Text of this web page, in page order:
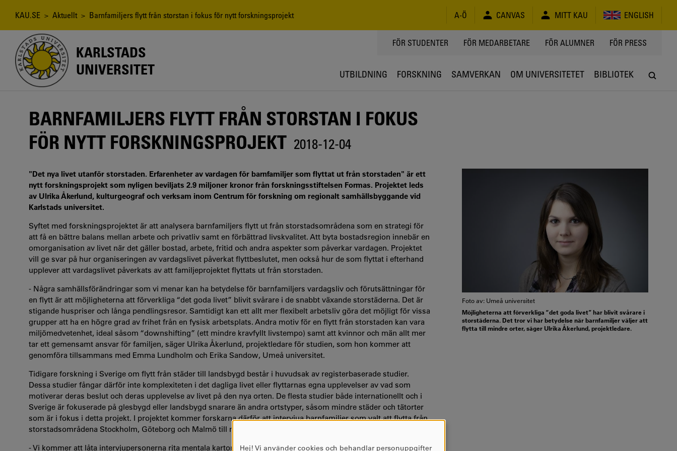
Länkstig
KAU.SE > Aktuellt > Barnfamiljers flytt från storstan i fokus för nytt forskningsprojekt A-Ö CANVAS MITT KAU ENGLISH
KARLSTADS
UNIVERSITET
TOPPMENY
FÖR STUDENTER FÖR MEDARBETARE FÖR ALUMNER FÖR PRESS
UTBILDNING FORSKNING SAMVERKAN OM UNIVERSITETET BIBLIOTEK
BARNFAMILJERS FLYTT FRÅN STORSTAN I FOKUS
FÖR NYTT FORSKNINGSPROJEKT 2018-12-04
"Det nya livet utanför storstaden. Erfarenheter av vardagen för barnfamiljer som flyttat ut från storstaden" är ett
nytt forskningsprojekt som nyligen beviljats 2.9 miljoner kronor från forskningsstiftelsen Formas. Projektet leds
av Ulrika Åkerlund, kulturgeograf och verksam inom Centrum för forskning om regionalt samhällsbyggande vid
Karlstads universitet.
Syftet med forskningsprojektet är att analysera barnfamiljers flytt ut från storstadsområdena som en strategi för
att få en bättre balans mellan arbete och privatliv samt en förbättrad livskvalitet. Att byta bostadsregion innebär en
omorganisation av livet när det gäller bostad, arbete, fritid och andra aspekter som påverkar vardagen. Projektet
vill ge svar på hur organiseringen av vardagslivet påverkat flyttbeslutet, men också hur de som flyttat i efterhand
upplever att vardagslivet påverkats av att familjeprojektet flyttats ut från storstaden.
- Några samhällsförändringar som vi menar kan ha betydelse för barnfamiljers vardagsliv och förutsättningar för
en flytt är att möjligheterna att förverkliga “det goda livet” blivit svårare i de snabbt växande storstäderna. Det är
stigande huspriser och långa pendlingsresor. Samtidigt kan ett allt mer flexibelt arbetsliv göra det möjligt för vissa
grupper att ha en högre grad av frihet från en fysisk arbetsplats. Andra motiv för en flytt från storstaden kan vara
miljömedvetenhet, ideal såsom “downshifting” (ett mindre kravfyllt livstempo) samt att kvinnor och män allt mer
tar ett gemensamt ansvar för familjen, säger Ulrika Åkerlund, projektledare för studien, som hon kommer att
genomföra tillsammans med Emma Lundholm och Erika Sandow, Umeå universitet.
Tidigare forskning i Sverige om flytt från städer till landsbygd består i huvudsak av registerbaserade studier.
Dessa studier fångar därför inte komplexiteten i det dagliga livet eller flyttarnas egna upplevelser av vad som
motiverar deras beslut och deras upplevelse av livet på den nya orten. De flesta studier både internationellt och i
Sverige är fokuserade på glesbygd eller landsbygd snarare än andra ortstyper, såsom mindre städer och tätorter
som är i fokus i detta projekt. I projektet kommer forskarna därför att intervjua barnfamiljer som valt att flytta från
storstadsområdena Stockholm, Göteborg och Malmö till mindre städer och orter.
- Vi kommer att låta intervjupersonerna rita mentala kartor och konkret visa sin vardagsmiljö i en promenad-
Foto av: Umeå universitet
Möjligheterna att förverkliga “det goda livet” har blivit svårare i
storstäderna. Det tror vi har betydelse när barnfamiljer väljer att
flytta till mindre orter, säger Ulrika Åkerlund, projektledare.
Hej! Vi använder cookies och behandlar personuppgifter